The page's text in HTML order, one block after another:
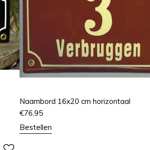
Naambord 16x20 cm horizontaal
€76,95
Bestellen